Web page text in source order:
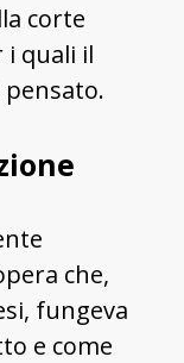
corte
quali il
che,
fungeva
e come